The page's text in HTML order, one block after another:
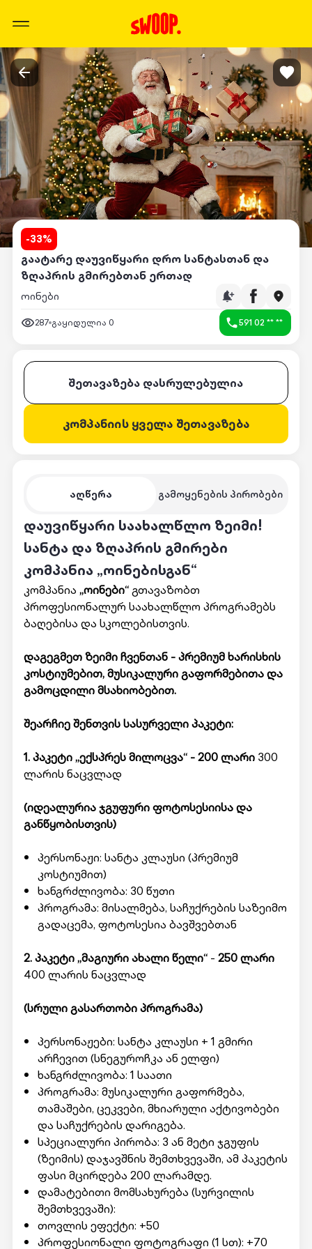
-33%
გაატარე დაუვიწყარი დრო სანტასთან და
ზღაპრის გმირებთან ერთად
ოინები
287 გაყიდულია 0 591 02 ** **
აღწერა გამოყენების პირობები
დაუვიწყარი საახალწლო ზეიმი!
სანტა და ზღაპრის გმირები
კომპანია „ოინებისგან“
კომპანია „ოინები“გთავაზობთ
პროფესიონალურ საახალწლო პროგრამებს
ბაღებისა და სკოლებისთვის.
დაგეგმეთ ზეიმი ჩვენთან - პრემიუმ ხარისხის
კოსტიუმებით, მუსიკალური გაფორმებითა და
გამოცდილი მსახიობებით.
შეარჩიე შენთვის სასურველი პაკეტი:
1. პაკეტი „ექსპრეს მილოცვა“ - 200 ლარი300
ლარის ნაცვლად
(იდეალურია ჯგუფური ფოტოსესიისა და
განწყობისთვის)
პერსონაჟი: სანტა კლაუსი (პრემიუმ
კოსტიუმით)
ხანგრძლივობა: 30 წუთი
პროგრამა: მისალმება, საჩუქრების საზეიმო
გადაცემა, ფოტოსესია ბავშვებთან
2. პაკეტი „მაგიური ახალი წელი“- 250 ლარი
400 ლარის ნაცვლად
(სრული გასართობი პროგრამა)
პერსონაჟები: სანტა კლაუსი + 1 გმირი
არჩევით (სნეგუროჩკა ან ელფი)
ხანგრძლივობა: 1 საათი
პროგრამა: მუსიკალური გაფორმება,
თამაშები, ცეკვები, მხიარული აქტივობები
და საჩუქრების დარიგება.
სპეციალური პირობა: 3 ან მეტი ჯგუფის
(ზეიმის) დაჯავშნის შემთხვევაში, ამ პაკეტის
ფასი მცირდება 200 ლარამდე.
დამატებითი მომსახურება (სურვილის
შემთხვევაში):
თოვლის ეფექტი: +50
პროფესიონალი ფოტოგრაფი (1 სთ): +70
შეთავაზება დასრულებულია
კომპანიის ყველა შეთავაზება